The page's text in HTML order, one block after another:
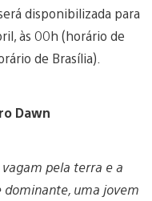
disponibilizada para
às 00h (horário de
de Brasília).
Dawn
pela terra e a
dominante, uma jovem